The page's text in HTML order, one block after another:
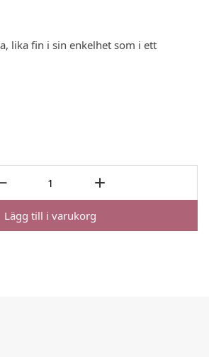
lika fin i sin enkelhet som i ett
Lägg till i varukorg